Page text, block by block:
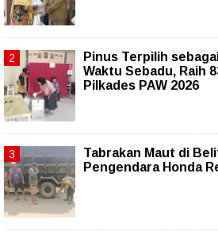
Pinus Terpilih
Waktu Sebadu, Raih
Pilkades PAW 2026
Tabrakan Maut di
Pengendara Honda